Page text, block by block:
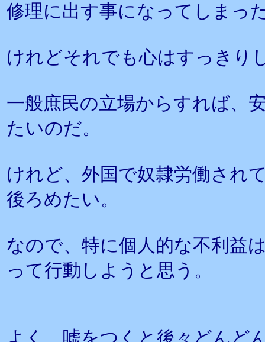
修理に出す事になってしまっ
けれどそれでも心はすっきり
一般庶民の立場からすれば、
たいのだ。
けれど、外国で奴隷労働され
後ろめたい。
なので、特に個人的な不利益
って行動しようと思う。
よく、嘘をつくと後々どんど